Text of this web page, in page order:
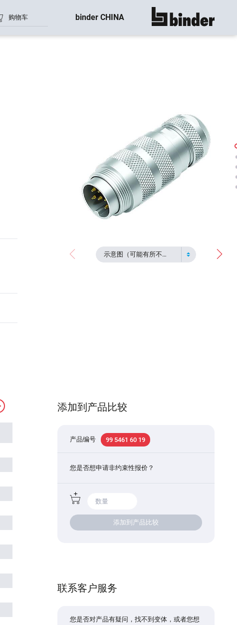
购物车 binder CHINA 显示所有
示意图（可能有所不同）
添加到产品比较
产品编号 99 5461 60 19
您是否想申请非约束性报价？
添加到产品比较
联系客户服务
您是否对产品有疑问，找不到变体，或者您想